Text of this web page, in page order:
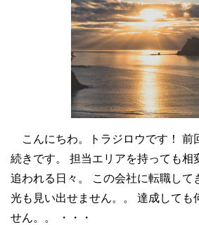
こんにちわ。トラジロウです！ 前
続きです。 担当エリアを持っても相
追われる日々。 この会社に転職して
光も見い出せません。。 達成しても
せん。。 ・・・